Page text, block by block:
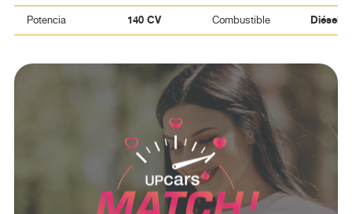
Potencia 140 CV Combustible Diésel